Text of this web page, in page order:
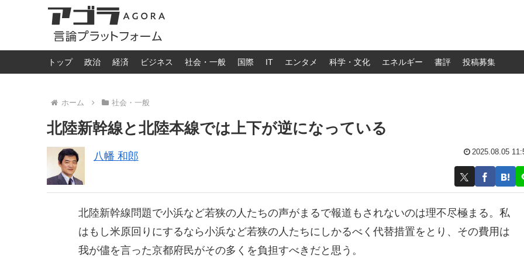
トップ 政治 経済 ビジネス 社会・一般 国際 IT エンタメ 科学・文化 エネルギー 書評 投稿募集
ホーム 社会・一般
北陸新幹線と北陸本線では上下が逆になっている
八幡 和郎 2025.08.05
北陸新幹線問題で小浜など若狭の人たちの声がまるで報道もされないのは理不尽極まる。私
はもし米原回りにするなら小浜など若狭の人たちにしかるべく代替措置をとり、その費用は
我が儘を言った京都府民がその多くを負担すべきだと思う。